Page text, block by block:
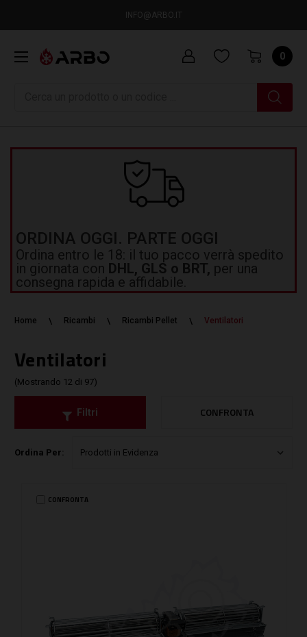
INFO@ARBO.IT
0
ORDINA OGGI. PARTE OGGI
Ordina entro le 18: il tuo pacco verrà spedito
in giornata con DHL, GLS o BRT, per una
consegna rapida e affidabile.
Home Ricambi Ricambi Pellet Ventilatori
Ventilatori
(Mostrando 12 di 97)
Filtri CONFRONTA
Ordina Per:
CONFRONTA